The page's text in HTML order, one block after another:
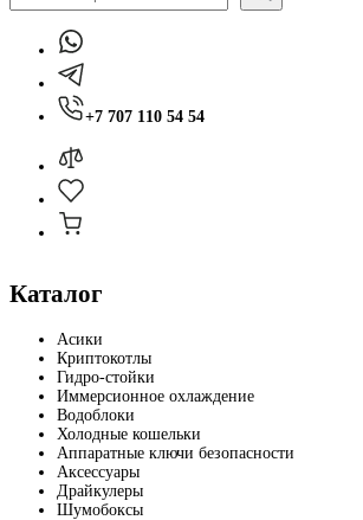
+7 707 110 54 54
Каталог
Асики
Криптокотлы
Гидро-стойки
Иммерсионное охлаждение
Водоблоки
Холодные кошельки
Аппаратные ключи безопасности
Аксессуары
Драйкулеры
Шумобоксы